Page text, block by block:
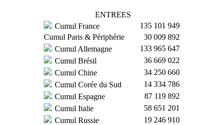
ENTREES
Cumul France
135 101 949
Cumul Paris & Périphérie
30 009 892
Cumul Allemagne
133 965 647
Cumul Brésil
36 669 022
Cumul Chine
34 250 660
Cumul Corée du Sud
14 334 786
Cumul Espagne
87 119 892
Cumul Italie
58 651 201
Cumul Russie
19 246 910